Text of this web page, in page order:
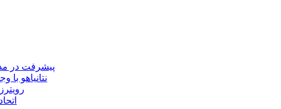
پیشرفت در
نتانیاهو
اتحادیه اروپا ۱.۴ میلیارد